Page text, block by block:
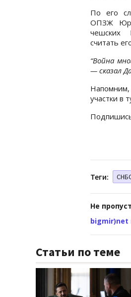
По его
ОПЗЖ
чешских
считать
“Война
— сказал
участки в
Теги:
Не
bigmir)net
Статьи по теме